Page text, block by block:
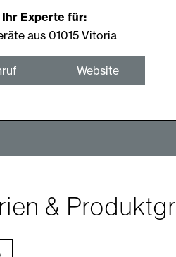
Ihr Experte für:
aus 01015 Vitoria
Website
&